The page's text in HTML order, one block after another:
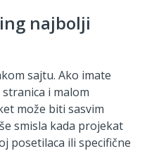
najbolji
sajtu. Ako imate
i malom
može biti sasvim
smisla kada projekat
posetilaca ili specifične